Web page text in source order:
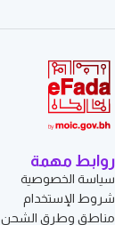
روابط مهمة
سياسة الخصوصية
شروط الإستخدام
مناطق وطرق الشحن